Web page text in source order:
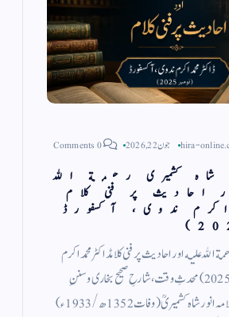
hira- جون 22, 2026 0 Comments
شاہ کشمیری رحمة الله
پر فنی کلام
اکرم ندوی، آكسفورڈ
الله عليه اور احادیث پر فنی کلامڈاکٹر محمد اکرم
ندوی، آكسفورڈ (نومبر 2025) محدثِ وقت، شارحِ صحیح بخاری وسننِ
ترمذی، اور فقیہِ عصر، علامہ انور شاہ کشمیریؒ (وفات 1352ھ/1933ء)